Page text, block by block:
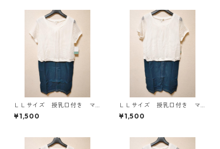
ＬＬサイズ 授乳口付き マ
タニティ ドッキングワンピ
ース ホワイト×ブルー KAE
¥1,500
ＬＬサイズ 授乳口付き マ
タニティ ドッキングワンピ
ース ホワイト×ブルー KAE
¥1,500